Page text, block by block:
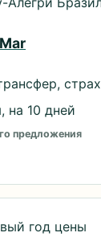
на 10 дней
предложения
год цены